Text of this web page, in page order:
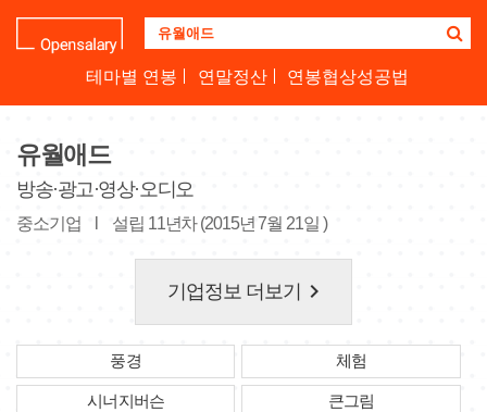
업
명
세
요
테마별 연봉 연말정산 연봉협상성공법
유월애드
방송·광고·영상·오디오
중소기업 설립 11년차 (2015년 7월 21일 )
기업정보 더보기 keyboard_arrow_right
풍경 체험
시너지버슨 큰그림